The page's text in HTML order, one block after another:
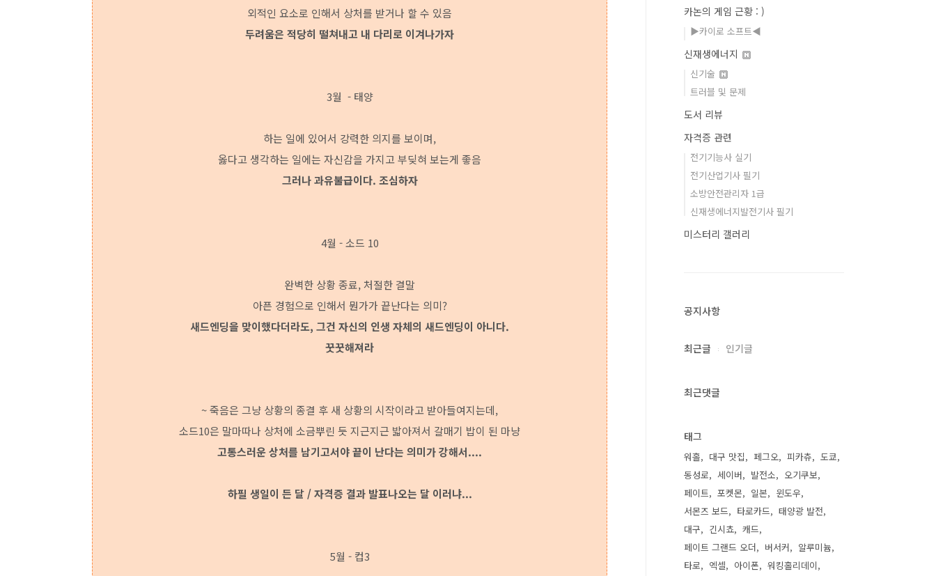
외적인 요소로 인해서 상처를 받거나 할 수 있음
두려움은 적당히 떨쳐내고 내 다리로 이겨나가자
3월 - 태양
하는 일에 있어서 강력한 의지를 보이며,
옳다고 생각하는 일에는 자신감을 가지고 부딪혀 보는게 좋음
그러나 과유불급이다. 조심하자
4월 - 소드 10
완벽한 상황 종료, 처절한 결말
아픈 경험으로 인해서 뭔가가 끝난다는 의미?
새드엔딩을 맞이했다더라도, 그건 자신의 인생 자체의 새드엔딩이 아니다.
꿋꿋해져라
~ 죽음은 그냥 상황의 종결 후 새 상황의 시작이라고 받아들여지는데,
소드10은 말마따나 상처에 소금뿌린 듯 지근지근 밟아져서 갈매기 밥이 된 마냥
고통스러운 상처를 남기고서야 끝이 난다는 의미가 강해서....
하필 생일이 든 달 / 자격증 결과 발표나오는 달 이러냐...
5월 - 컵3
카논의 게임 근황 : )
▶카이로 소프트◀
신재생에너지
신기술
트러블 및 문제
도서 리뷰
자격증 관련
전기기능사 실기
전기산업기사 필기
소방안전관리자 1급
신재생에너지발전기사 필기
미스터리 갤러리
공지사항
최근글 인기글
최근댓글
태그
워홀 대구 맛집 페그오 피카츄
도쿄
동성로
세이버 발전소
오기쿠보
페이트
포켓몬 일본
윈도우
서몬즈 보드
타로카드
태양광 발전
대구
긴시쵸
캐드
페이트 그랜드 오더
버서커
알루미늄
타로
엑셀 아이폰
워킹홀리데이